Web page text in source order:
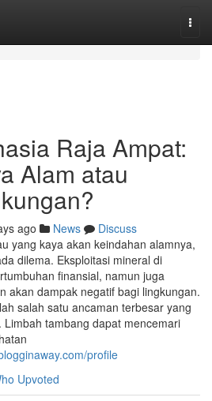
Raja Ampat:
Alam atau
ago News
Discuss
yang kaya akan keindahan alamnya,
dilema. Eksploitasi mineral di
finansial, namun juga
akan dampak negatif bagi lingkungan.
salah satu ancaman terbesar yang
tambang dapat mencemari
profile
Upvoted